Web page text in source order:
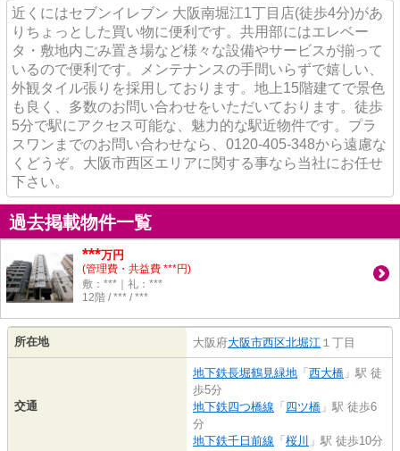
近くにはセブンイレブン 大阪南堀江1丁目店(徒歩4分)があ
りちょっとした買い物に便利です。共用部にはエレベー
タ・敷地内ごみ置き場など様々な設備やサービスが揃って
いるので便利です。メンテナンスの手間いらずで嬉しい、
外観タイル張りを採用しております。地上15階建てで景色
も良く、多数のお問い合わせをいただいております。徒歩
5分で駅にアクセス可能な、魅力的な駅近物件です。プラ
スワンまでのお問い合わせなら、0120-405-348から遠慮な
くどうぞ。大阪市西区エリアに関する事なら当社にお任せ
下さい。
過去掲載物件一覧
***万円
(管理費・共益費 ***円)
敷：***｜礼：***
12階 / *** / ***
所在地 大阪府大阪市西区北堀江 １丁目
交通
地下鉄長堀鶴見緑地 「 西大橋 」駅 徒
歩5分
地下鉄四つ橋線 「 四ツ橋 」駅 徒歩6
分
地下鉄千日前線 「 桜川 」駅 徒歩10分